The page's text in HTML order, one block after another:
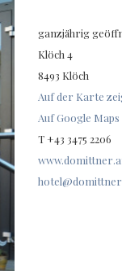
ganzjährig
Klöch 4
8493 Klöch
Auf der Karte
Auf Google
T +43 3475 2206